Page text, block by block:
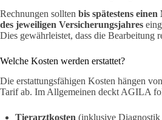
Rechnungen sollten bis spätestens
des jeweiligen Versicherungsjahres
Dies gewährleistet, dass die Bearbeitung
Welche Kosten werden erstattet?
Die erstattungsfähigen Kosten hängen
Tarif ab. Im Allgemeinen deckt AGILA
Tierarztkosten (inklusive